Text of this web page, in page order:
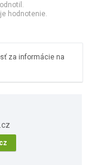
hodnotenie.
za informácie na